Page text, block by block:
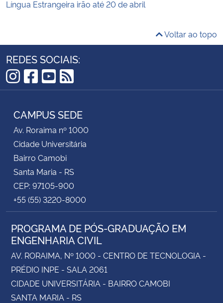
Língua Estrangeira irão até 20 de abril
Voltar ao topo
REDES SOCIAIS:
Instagram
Facebook
YouTube
RSS
CAMPUS SEDE
Av. Roraima nº 1000
Cidade Universitária
Bairro Camobi
Santa Maria - RS
CEP: 97105-900
+55 (55) 3220-8000
PROGRAMA DE PÓS-GRADUAÇÃO EM
ENGENHARIA CIVIL
AV. RORAIMA, Nº 1000 - CENTRO DE TECNOLOGIA -
PRÉDIO INPE - SALA 2061
CIDADE UNIVERSITÁRIA - BAIRRO CAMOBI
SANTA MARIA - RS